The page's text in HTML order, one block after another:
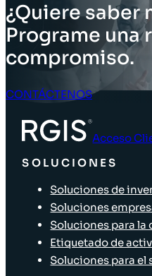
¿Quiere saber
Programe una
compromiso.
CONTÁCTENOS
Acceso
SOLUCIONES
Soluciones de
Soluciones
Soluciones para
Etiquetado de
Soluciones para